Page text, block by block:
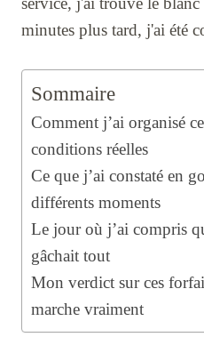
minutes plus tard, j'ai été
Sommaire
Comment j’ai organisé
conditions réelles
Ce que j’ai constaté en
différents moments
Le jour où j’ai compris
gâchait tout
Mon verdict sur ces
marche vraiment